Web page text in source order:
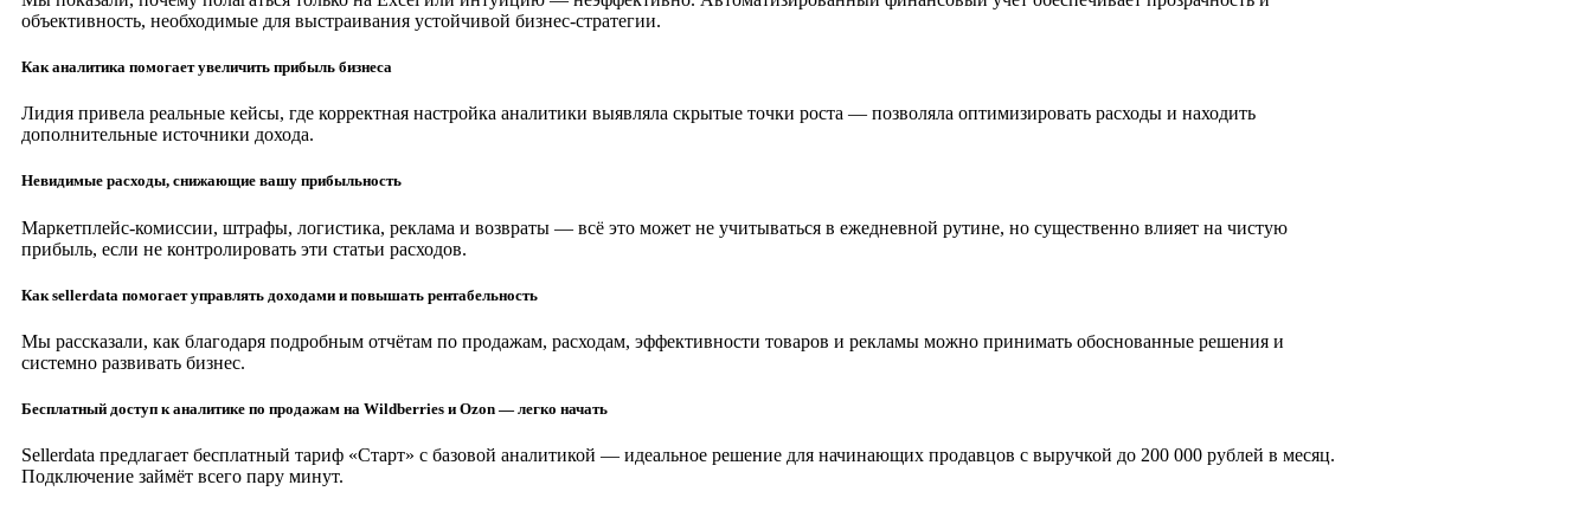
объективность, необходимые для выстраивания устойчивой бизнес-стратегии.
Как аналитика помогает увеличить прибыль бизнеса
Лидия привела реальные кейсы, где корректная настройка аналитики выявляла скрытые точки роста — позволяла оптимизировать расходы и находить
дополнительные источники дохода.
Невидимые расходы, снижающие вашу прибыльность
Маркетплейс-комиссии, штрафы, логистика, реклама и возвраты — всё это может не учитываться в ежедневной рутине, но существенно влияет на чистую
прибыль, если не контролировать эти статьи расходов.
Как sellerdata помогает управлять доходами и повышать рентабельность
Мы рассказали, как благодаря подробным отчётам по продажам, расходам, эффективности товаров и рекламы можно принимать обоснованные решения и
системно развивать бизнес.
Бесплатный доступ к аналитике по продажам на Wildberries и Ozon — легко начать
Sellerdata предлагает бесплатный тариф «Старт» с базовой аналитикой — идеальное решение для начинающих продавцов с выручкой до 200 000 рублей в месяц.
Подключение займёт всего пару минут.